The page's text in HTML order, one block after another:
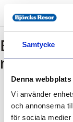
Samtycke
Denna
Vi använder
och annonserna
för sociala
Bokning -
Tillbaka till
1. Antal